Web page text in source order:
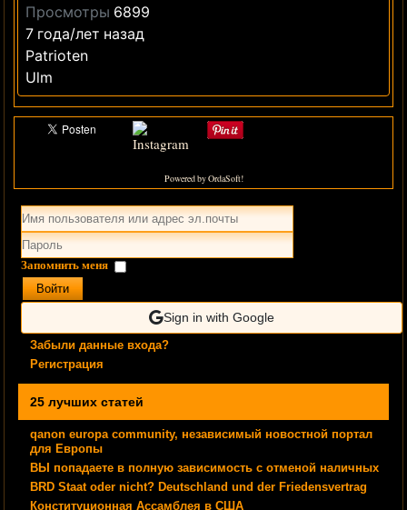
Просмотры 6899
7 года/лет назад
Patrioten
Ulm
Powered by OrdaSoft!
Запомнить меня
Войти
Sign in with Google
Забыли данные входа?
Регистрация
25 лучших статей
qanon europa community, независимый новостной портал
для Европы
ВЫ попадаете в полную зависимость с отменой наличных
BRD Staat oder nicht? Deutschland und der Friedensvertrag
Конституционная Ассамблея в США